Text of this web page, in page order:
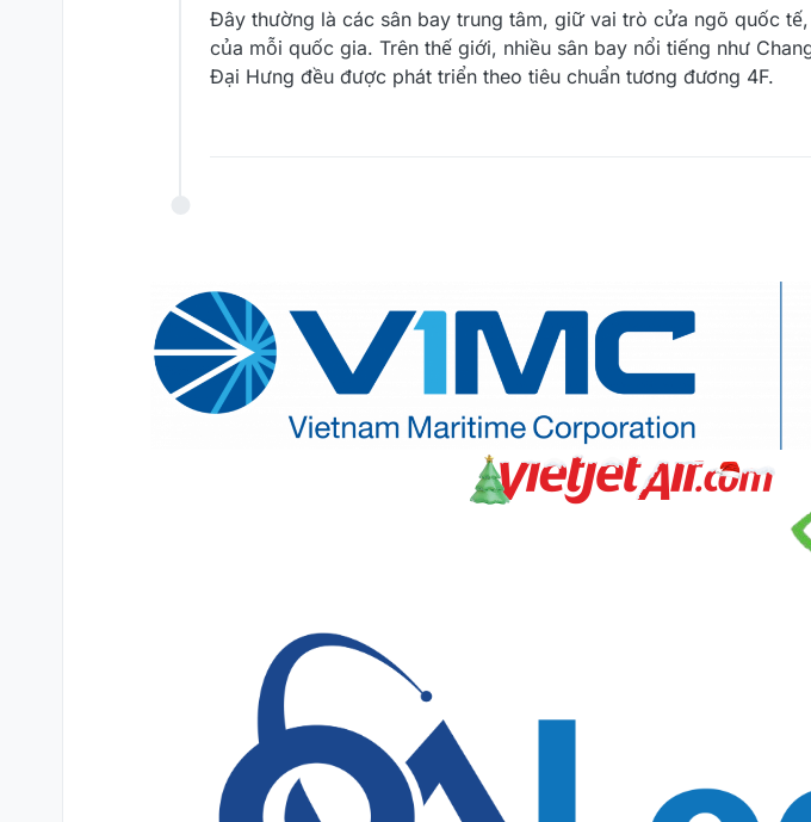
Đây thường là các sân bay trung tâm, giữ vai trò cửa ngõ quốc
của mỗi quốc gia. Trên thế giới, nhiều sân bay nổi tiếng như
Đại Hưng đều được phát triển theo tiêu chuẩn tương đương 4F.